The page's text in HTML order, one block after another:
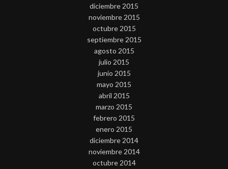
diciembre 2015
noviembre 2015
octubre 2015
septiembre 2015
agosto 2015
julio 2015
junio 2015
mayo 2015
abril 2015
marzo 2015
febrero 2015
enero 2015
diciembre 2014
noviembre 2014
octubre 2014